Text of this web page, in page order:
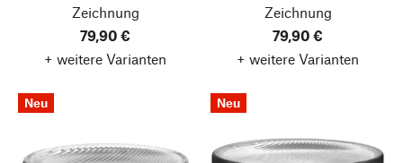
Zeichnung
79,90 €
+ weitere Varianten
Zeichnung
79,90 €
+ weitere Varianten
Neu Neu